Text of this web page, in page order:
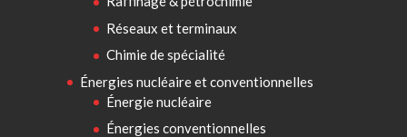
Réseaux et terminaux
Chimie de spécialité
Énergies nucléaire et conventionnelles
Énergie nucléaire
Énergies conventionnelles